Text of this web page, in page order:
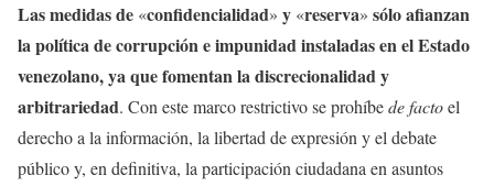
Las medidas de «confidencialidad» y «reserva» sólo afianzan
la política de corrupción e impunidad instaladas en el Estado
venezolano, ya que fomentan la discrecionalidad y
arbitrariedad. Con este marco restrictivo se prohíbede factoel
derecho a la información, la libertad de expresión y el debate
público y, en definitiva, la participación ciudadana en asuntos